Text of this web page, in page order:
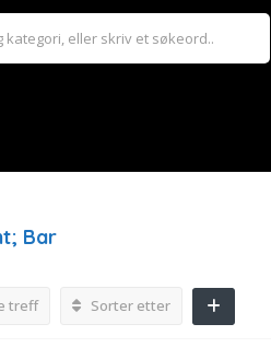
Bar
treff Sorter etter